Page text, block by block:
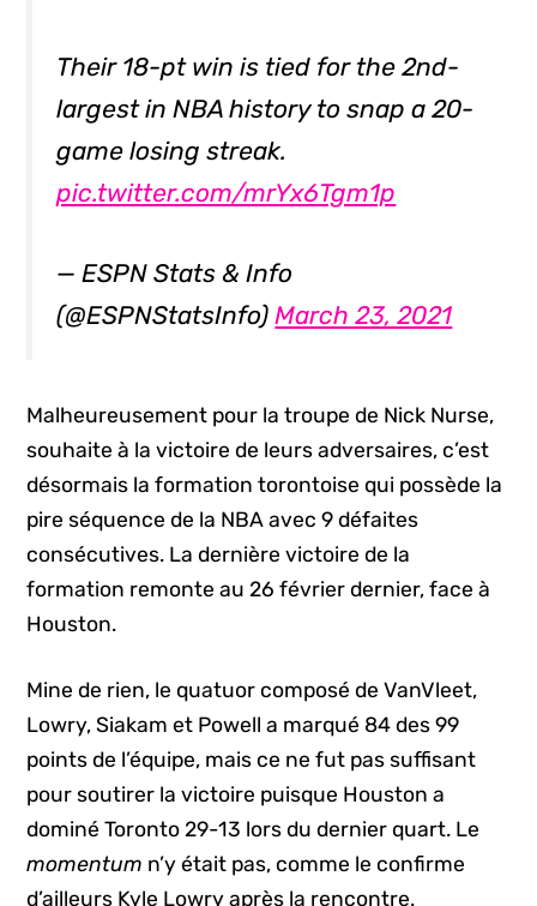
Their 18-pt win is tied for the 2nd-
largest in NBA history to snap a 20-
game losing streak.
pic.twitter.com/mrYx6Tgm1p
— ESPN Stats & Info
(@ESPNStatsInfo)March 23, 2021
Malheureusement pour la troupe de Nick Nurse,
souhaite à la victoire de leurs adversaires, c’est
désormais la formation torontoise qui possède la
pire séquence de la NBA avec 9 défaites
consécutives. La dernière victoire de la
formation remonte au 26 février dernier, face à
Houston.
Mine de rien, le quatuor composé de VanVleet,
Lowry, Siakam et Powell a marqué 84 des 99
points de l’équipe, mais ce ne fut pas suffisant
pour soutirer la victoire puisque Houston a
dominé Toronto 29-13 lors du dernier quart. Le
momentum n’y était pas, comme le confirme
d’ailleurs Kyle Lowry après la rencontre.